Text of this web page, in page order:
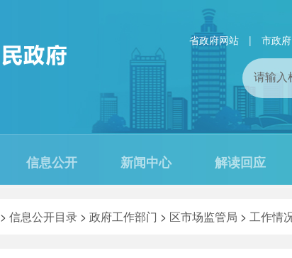
省政府网站 | 市政
信息公开 新闻中心 解读回应
> 信息公开目录 > 政府工作部门 > 区市场监管局 > 工作情